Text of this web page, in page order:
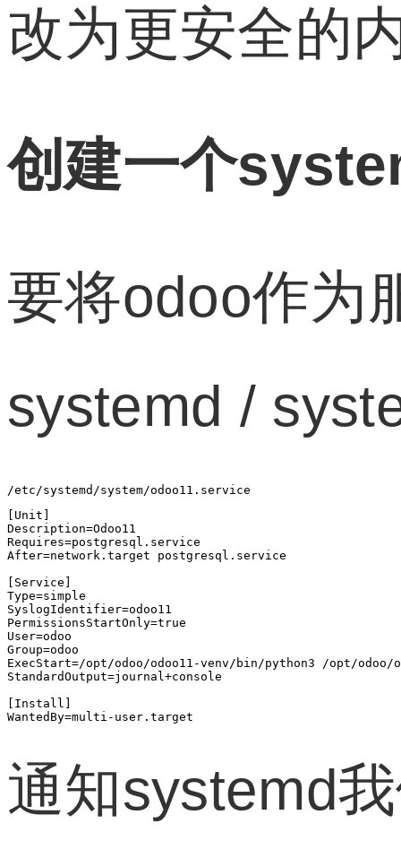
改为更安全的
创建一个
要将odoo作为
systemd /
/etc/systemd/system/odoo11.service
[Unit]
Description=Odoo11
Requires=postgresql.service
After=network.target postgresql.service
[Service]
Type=simple
SyslogIdentifier=odoo11
PermissionsStartOnly=true
User=odoo
Group=odoo
ExecStart=/opt/odoo/odoo11-venv/bin/python3 /opt/
StandardOutput=journal+console
[Install]
WantedBy=multi-user.target
通知systemd